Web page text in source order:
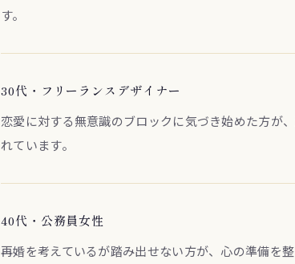
す。
30代・フリーランスデザイナー
恋愛に対する無意識のブロックに気づき始めた方が
れています。
40代・公務員女性
再婚を考えているが踏み出せない方が、心の準備を